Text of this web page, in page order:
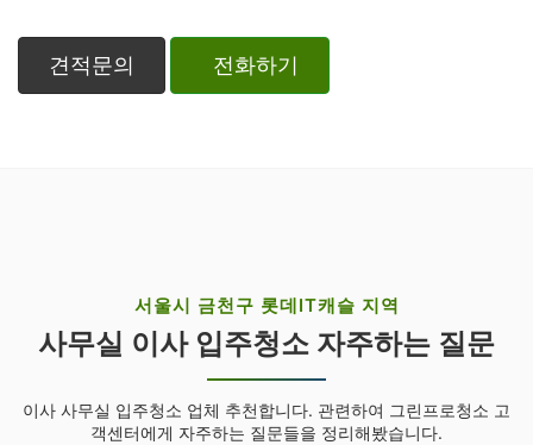
견적문의 전화하기
서울시 금천구 롯데IT캐슬 지역
사무실 이사 입주청소 자주하는 질문
이사 사무실 입주청소 업체 추천합니다. 관련하여 그린프로청소 고
객센터에게 자주하는 질문들을 정리해봤습니다.